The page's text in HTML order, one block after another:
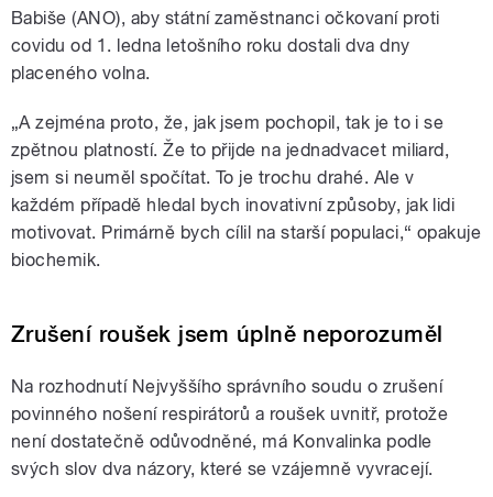
Babiše (ANO), aby státní zaměstnanci očkovaní proti
covidu od 1. ledna letošního roku dostali dva dny
placeného volna.
„A zejména proto, že, jak jsem pochopil, tak je to i se
zpětnou platností. Že to přijde na jednadvacet miliard,
jsem si neuměl spočítat. To je trochu drahé. Ale v
každém případě hledal bych inovativní způsoby, jak lidi
motivovat. Primárně bych cílil na starší populaci,“ opakuje
biochemik.
Zrušení roušek jsem úplně neporozuměl
Na rozhodnutí Nejvyššího správního soudu o zrušení
povinného nošení respirátorů a roušek uvnitř, protože
není dostatečně odůvodněné, má Konvalinka podle
svých slov dva názory, které se vzájemně vyvracejí.